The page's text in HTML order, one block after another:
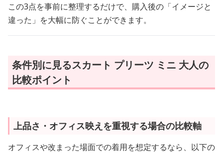
この3点を事前に整理するだけで、購入後の「イメージと
違った」を大幅に防ぐことができます。
条件別に見るスカート プリーツ ミニ 大人の
比較ポイント
上品さ・オフィス映えを重視する場合の比較軸
オフィスや改まった場面での着用を想定するなら、以下の